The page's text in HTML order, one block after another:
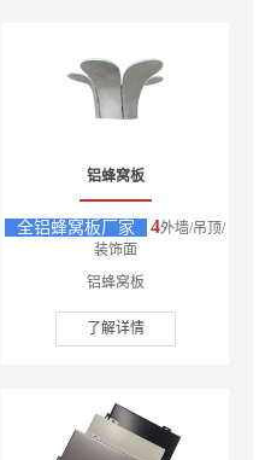
铝蜂窝板
全铝蜂窝板厂家 4外墙/吊顶/
装饰面
铝蜂窝板
了解详情